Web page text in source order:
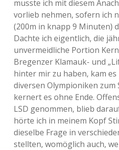
musste ich mit diesem
vorlieb nehmen, sofern ich
(200m in knapp 9 Minuten)
Dachte ich eigentlich, die
unvermeidliche Portion
Bregenzer Klamauk- und
hinter mir zu haben, kam
diversen Olympioniken zum
kernert es ohne Ende.
LSD genommen, blieb
hörte ich in meinem Kopf
dieselbe Frage in
stellten, womöglich auch,